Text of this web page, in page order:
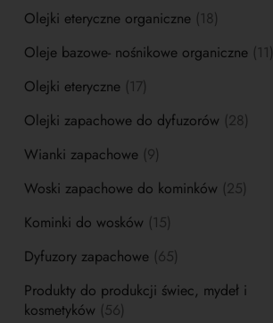
Olejki eteryczne organiczne (18)
Oleje bazowe- nośnikowe organiczne (11)
Olejki eteryczne (17)
Olejki zapachowe do dyfuzorów (28)
Wianki zapachowe (9)
Woski zapachowe do kominków (25)
Kominki do wosków (15)
Dyfuzory zapachowe (65)
Produkty do produkcji świec, mydeł i
kosmetyków (56)